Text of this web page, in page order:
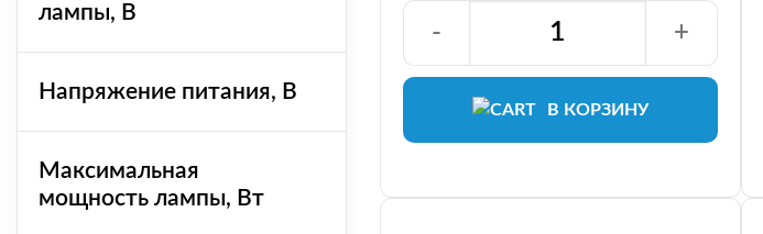
лампы, В
Напряжение питания, В
Максимальная
мощность лампы, Вт
В КОРЗИНУ
- +